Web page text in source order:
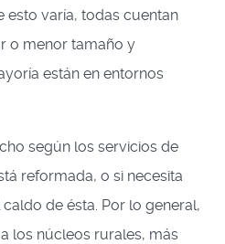
esto varía, todas cuentan
o menor tamaño y
están en entornos
según los servicios de
reformada, o si necesita
de ésta. Por lo general,
los núcleos rurales, más